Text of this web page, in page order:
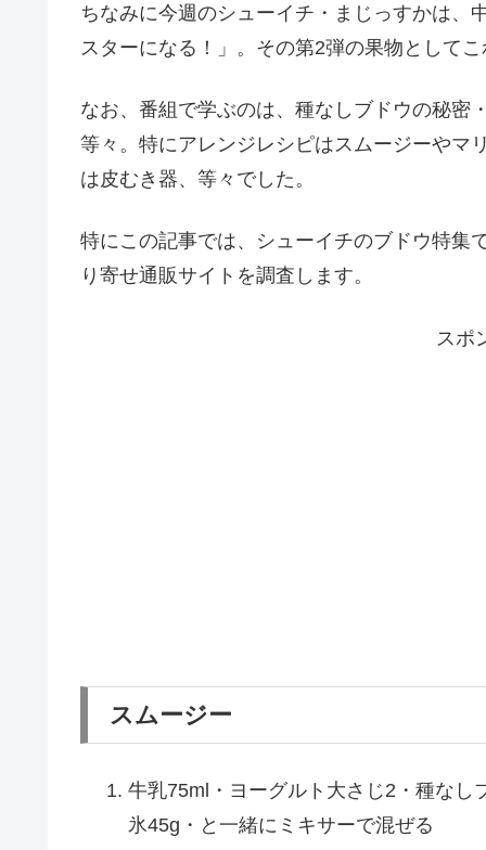
ちなみに今週のシューイチ・まじっすかは、
スターになる！」。その第2弾の果物として
なお、番組で学ぶのは、種なしブドウの秘密
等々。特にアレンジレシピはスムージーやマ
は皮むき器、等々でした。
特にこの記事では、シューイチのブドウ特集
り寄せ通販サイトを調査します。
スポ
スムージー
牛乳75ml・ヨーグルト大さじ2・種なし
氷45g・と一緒にミキサーで混ぜる